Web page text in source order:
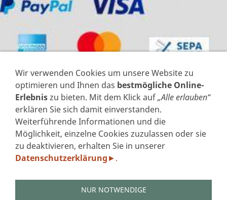
VERTRAG WIDERRUFEN
IMPRESSUM
DATENSCHUTZERKLÄRUNG GEM. DSGVO
WIDERRUFSFORMULAR
Wir verwenden Cookies um unsere Website zu
optimieren und Ihnen das bestmögliche Online-
Erlebniszu bieten. Mit dem Klick auf„Alle erlauben“
erklären Sie sich damit einverstanden.
Weiterführende Informationen und die
Möglichkeit, einzelne Cookies zuzulassen oder sie
zu deaktivieren, erhalten Sie in unserer
Datenschutzerklärung ► .
NUR NOTWENDIGE